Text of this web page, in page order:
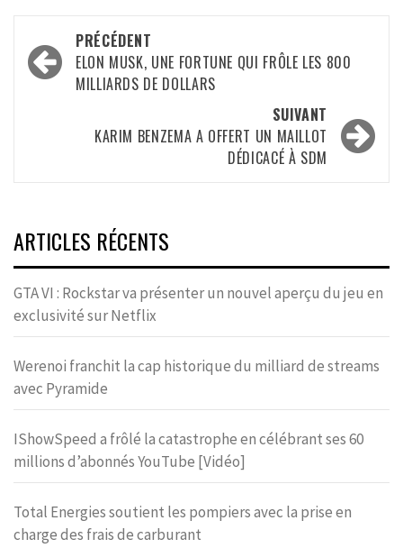
Navigation
d’article
PRÉCÉDENT
ELON MUSK, UNE FORTUNE QUI FRÔLE LES 800
MILLIARDS DE DOLLARS
SUIVANT
KARIM BENZEMA A OFFERT UN MAILLOT
DÉDICACÉ À SDM
ARTICLES RÉCENTS
GTA VI : Rockstar va présenter un nouvel aperçu du jeu en
exclusivité sur Netflix
Werenoi franchit la cap historique du milliard de streams
avec Pyramide
IShowSpeed a frôlé la catastrophe en célébrant ses 60
millions d’abonnés YouTube [Vidéo]
Total Energies soutient les pompiers avec la prise en
charge des frais de carburant